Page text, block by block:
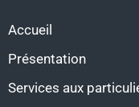
Accueil
Présentation
Services aux